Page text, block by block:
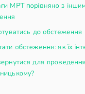
МРТ порівняно з
до
обстеження: як їх
для